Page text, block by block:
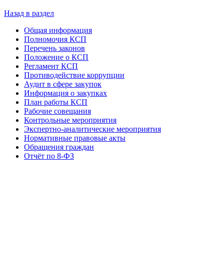
Назад в раздел
Общая информация
Полномочия КСП
Перечень законов
Положение о КСП
Регламент КСП
Противодействие коррупции
Аудит в сфере закупок
Информация о закупках
План работы КСП
Рабочие совещания
Контрольные мероприятия
Экспертно-аналитические мероприятия
Нормативные правовые акты
Обращения граждан
Отчёт по 8-ФЗ